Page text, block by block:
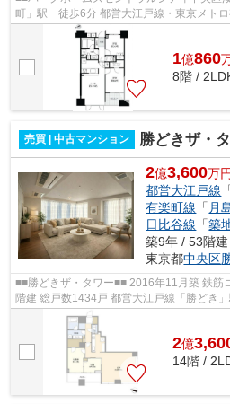
町」駅 徒歩6分 都営大江戸線・東京メト
1億860
8階 /
売買 | 中古マンション 勝どきザ・
2億3,600万円
都営大江戸線
有楽町線 「 月
日比谷線 「築
築9年 / 53階
東京都中央区
■■勝どきザ・タワー■■ 2016年11月築 鉄筋コンクリート造地下2階付地上53
階建 総戸数1434戸 都営大江戸線「勝どき」駅徒歩7分 マンション目の前
（徒歩1分）に東京BRT「勝どき」停が...
2億
14階 /